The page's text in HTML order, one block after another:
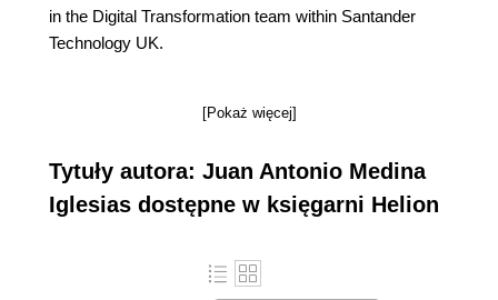
in the Digital Transformation team within Santander
Technology UK.
[Pokaż więcej]
Tytuły autora: Juan Antonio Medina
Iglesias dostępne w księgarni Helion